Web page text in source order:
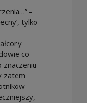
–
tylko
co
znaczeniu
zatem